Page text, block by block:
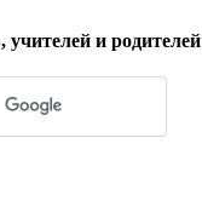
учителей и родителей